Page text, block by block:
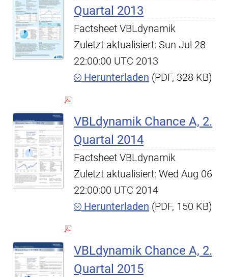
Quartal 2013
Factsheet VBLdynamik
Zuletzt aktualisiert: Sun Jul 28
22:00:00 UTC 2013
Herunterladen (PDF, 328 KB)
VBLdynamik Chance A, 2.
Quartal 2014
Factsheet VBLdynamik
Zuletzt aktualisiert: Wed Aug 06
22:00:00 UTC 2014
Herunterladen (PDF, 150 KB)
VBLdynamik Chance A, 2.
Quartal 2015